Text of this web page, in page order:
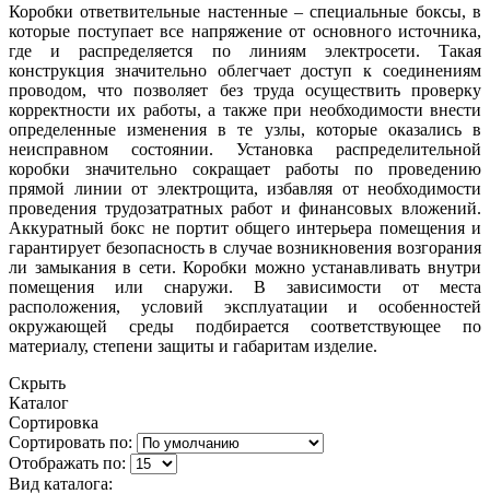
Коробки ответвительные настенные – специальные боксы, в
которые поступает все напряжение от основного источника,
где и распределяется по линиям электросети. Такая
конструкция значительно облегчает доступ к соединениям
проводом, что позволяет без труда осуществить проверку
корректности их работы, а также при необходимости внести
определенные изменения в те узлы, которые оказались в
неисправном состоянии. Установка распределительной
коробки значительно сокращает работы по проведению
прямой линии от электрощита, избавляя от необходимости
проведения трудозатратных работ и финансовых вложений.
Аккуратный бокс не портит общего интерьера помещения и
гарантирует безопасность в случае возникновения возгорания
ли замыкания в сети. Коробки можно устанавливать внутри
помещения или снаружи. В зависимости от места
расположения, условий эксплуатации и особенностей
окружающей среды подбирается соответствующее по
материалу, степени защиты и габаритам изделие.
Скрыть
Каталог
Сортировка
Сортировать по:
Отображать по:
Вид каталога: